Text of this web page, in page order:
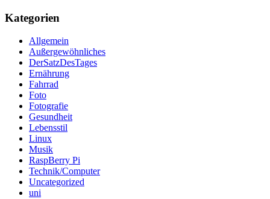
Kategorien
Allgemein
Außergewöhnliches
DerSatzDesTages
Ernährung
Fahrrad
Foto
Fotografie
Gesundheit
Lebensstil
Linux
Musik
RaspBerry Pi
Technik/Computer
Uncategorized
uni